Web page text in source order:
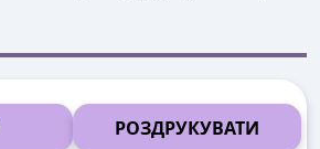
РОЗДРУКУВАТИ